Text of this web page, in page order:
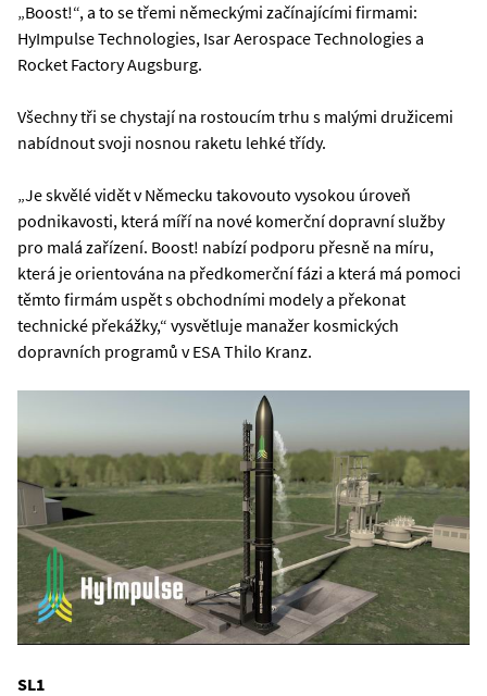
„Boost!“, a to se třemi německými začínajícími firmami:
HyImpulse Technologies, Isar Aerospace Technologies a
Rocket Factory Augsburg.
Všechny tři se chystají na rostoucím trhu s malými družicemi
nabídnout svoji nosnou raketu lehké třídy.
„Je skvělé vidět v Německu takovouto vysokou úroveň
podnikavosti, která míří na nové komerční dopravní služby
pro malá zařízení. Boost! nabízí podporu přesně na míru,
která je orientována na předkomerční fázi a která má pomoci
těmto firmám uspět s obchodními modely a překonat
technické překážky,“ vysvětluje manažer kosmických
dopravních programů v ESA Thilo Kranz.
SL1